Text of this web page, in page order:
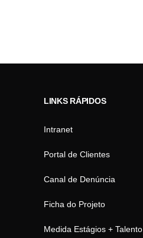
LINKS RÁPIDOS
Intranet
Portal de Clientes
Canal de Denúncia
Ficha do Projeto
Medida Estágios + Talento